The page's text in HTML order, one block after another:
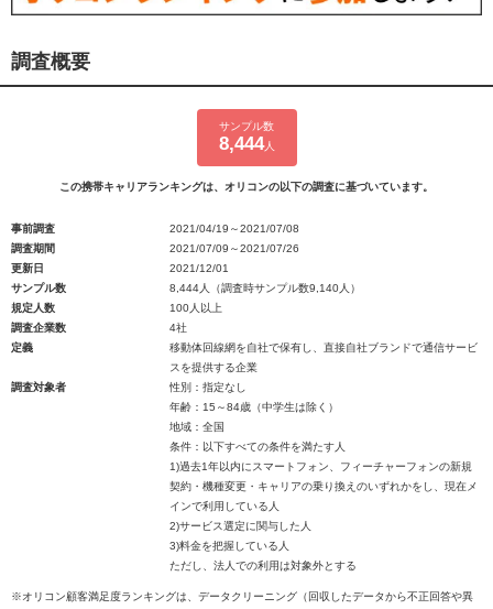
調査概要
サンプル数
8,444人
この携帯キャリアランキングは、オリコンの以下の調査に基づいています。
事前調査
2021/04/19～2021/07/08
調査期間
2021/07/09～2021/07/26
更新日
2021/12/01
サンプル数
8,444人（調査時サンプル数9,140人）
規定人数
100人以上
調査企業数
4社
定義
移動体回線網を自社で保有し、直接自社ブランドで通信サービ
スを提供する企業
調査対象者
性別：指定なし
年齢：15～84歳（中学生は除く）
地域：全国
条件：以下すべての条件を満たす人
1)過去1年以内にスマートフォン、フィーチャーフォンの新規
契約・機種変更・キャリアの乗り換えのいずれかをし、現在メ
インで利用している人
2)サービス選定に関与した人
3)料金を把握している人
ただし、法人での利用は対象外とする
※オリコン顧客満足度ランキングは、データクリーニング（回収したデータから不正回答や異